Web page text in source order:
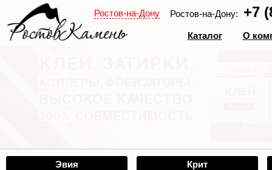
Ростов-на-Дону Ростов-на-Дону: +7
Каталог О
Эвия Крит